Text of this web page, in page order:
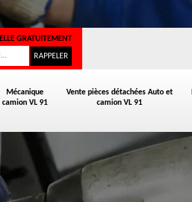
Mécanique
camion VL 91
Vente pièces détachées Auto et
camion VL 91
GRATUITEMENT